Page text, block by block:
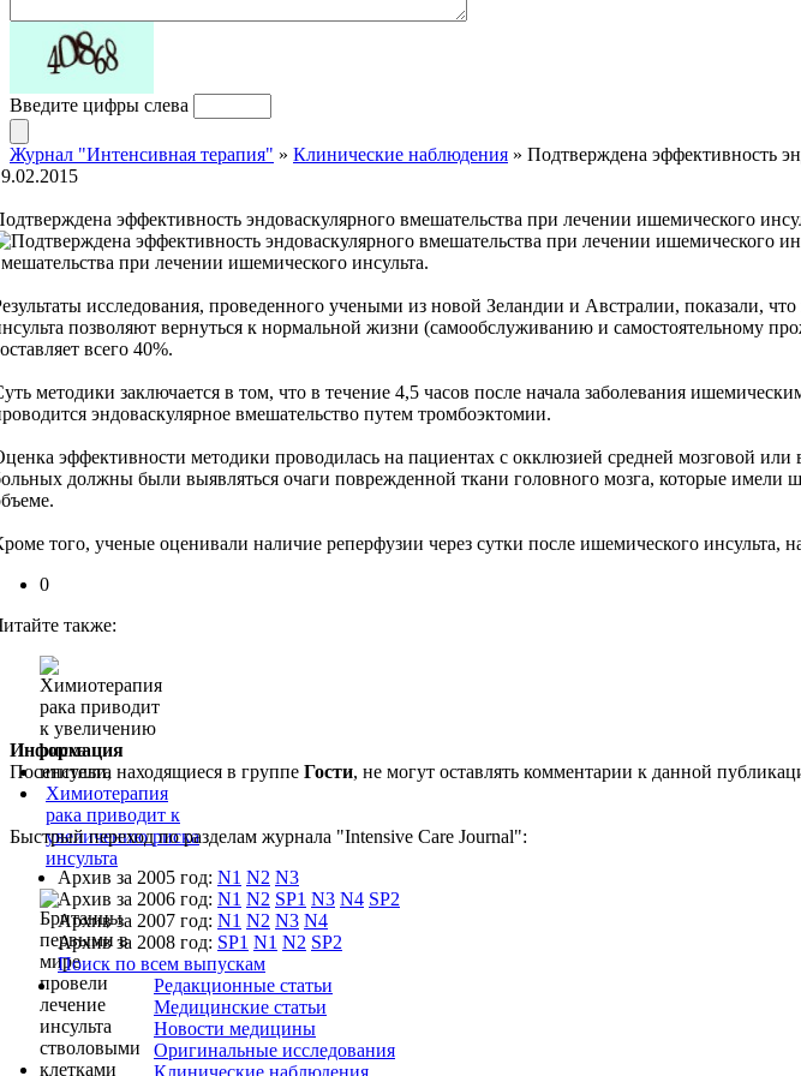
Введите цифры слева
Журнал "Интенсивная терапия" » Клинические наблюдения » Подтверждена эффективность
эффективность эндоваскулярного вмешательства при лечении ишемического
при лечении ишемического инсульта.
исследования, проведенного учеными из новой Зеландии и Австралии, показали,
позволяют вернуться к нормальной жизни (самообслуживанию и самостоятельному
всего 40%.
методики заключается в том, что в течение 4,5 часов после начала заболевания
эндоваскулярное вмешательство путем тромбоэктомии.
эффективности методики проводилась на пациентах с окклюзией средней мозговой
должны были выявляться очаги поврежденной ткани головного мозга, которые
того, ученые оценивали наличие реперфузии через сутки после ишемического инсульта,
0
также:
Химиотерапия
рака приводит к
увеличению риска
инсульта
Информация
Посетители, находящиеся в группе Гости, не могут оставлять комментарии к данной
Быстрый переход по разделам журнала "Intensive Care Journal":
Архив за 2005 год: N1 N2 N3
Архив за 2006 год: N1 N2 SP1 N3 N4 SP2
Архив за 2007 год: N1 N2 N3 N4
Архив за 2008 год: SP1 N1 N2 SP2
Поиск по всем выпускам
Редакционные статьи
Медицинские статьи
Новости медицины
Оригинальные исследования
Клинические наблюдения